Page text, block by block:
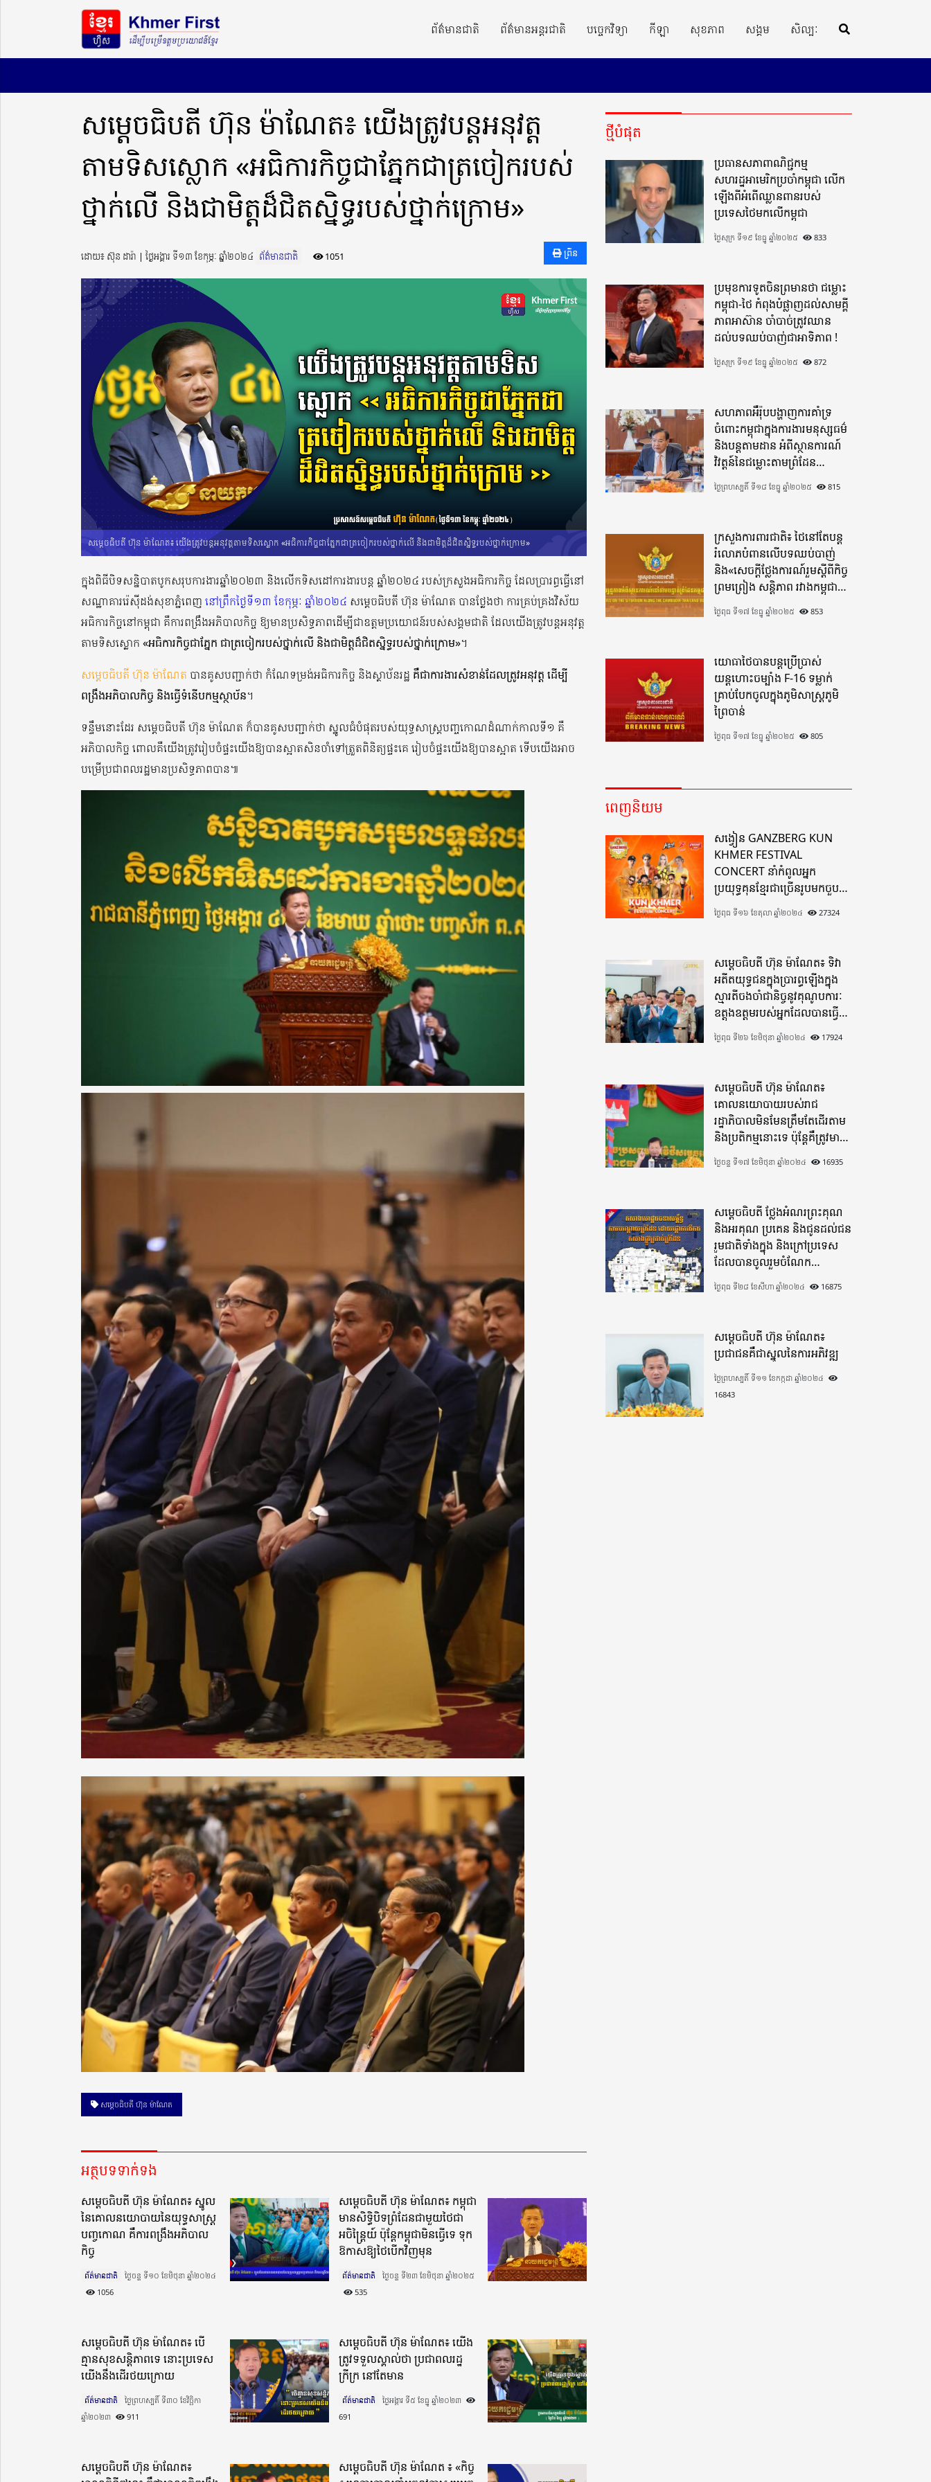
ព័ត៌មានជាតិ ព័ត៌មានអន្តរជាតិ បច្ចេកវិទ្យា កីឡា សុខភាព សង្គម សិល្បៈ
សម្តេចធិបតី ហ៊ុន ម៉ាណែត៖ យើងត្រូវបន្តអនុវត្ត
តាមទិសស្លោក «អធិការកិច្ចជាភ្នែកជាត្រចៀករបស់
ថ្នាក់លើ និងជាមិត្តដ៏ជិតស្និទ្ធរបស់ថ្នាក់ក្រោម»
ដោយ៖ ស៊ុន ដារ៉ា ​​ | ថ្ងៃអង្គារ ទី១៣ ខែកុម្ភៈ ឆ្នាំ២០២៤ ព័ត៌មានជាតិ 1051 ព្រីន
សម្តេចធិបតី ហ៊ុន ម៉ាណែត៖ យើងត្រូវបន្តអនុវត្តតាមទិសស្លោក «អធិការកិច្ចជាភ្នែកជាត្រចៀករបស់ថ្នាក់លើ និងជាមិត្តដ៏ជិតស្និទ្ធរបស់ថ្នាក់ក្រោម»
ក្នុងពិធីបិទសន្និបាតបូកសរុបការងារឆ្នាំ២០២៣ និងលើកទិសដៅការងារបន្ត ឆ្នាំ២០២៤ របស់ក្រសួងអធិការកិច្ច ដែលប្រារព្ធធ្វើនៅ
សណ្ឋាគាររ៉េស៊ីដង់សុខាភ្នំពេញ នៅព្រឹកថ្ងៃទី១៣ ខែកុម្ភៈ ឆ្នាំ២០២៤ សម្តេចធិបតី ហ៊ុន ម៉ាណែត បានថ្លែងថា ការគ្រប់គ្រងវិស័យ
អធិការកិច្ចនៅកម្ពុជា គឺការពង្រឹងអភិបាលកិច្ច ឱ្យមានប្រសិទ្ធភាពដើម្បីជាឧត្តមប្រយោជន៍របស់សង្គមជាតិ ដែលយើងត្រូវបន្តអនុវត្ត
តាមទិសស្លោក «អធិការកិច្ចជាភ្នែក ជាត្រចៀករបស់ថ្នាក់លើ និងជាមិត្តដ៏ជិតស្និទ្ធរបស់ថ្នាក់ក្រោម»។
សម្តេចធិបតី ហ៊ុន ម៉ាណែត បានគូសបញ្ជាក់ថា កំណែទម្រង់អធិការកិច្ច និងស្ថាប័នរដ្ឋ គឺជាការងារសំខាន់ដែលត្រូវអនុវត្ត ដើម្បី
ពង្រឹងអភិបាលកិច្ច និងធ្វើទំនើបកម្មស្ថាប័ន។
ទន្ទឹមនោះដែរ សម្តេចធិបតី ហ៊ុន ម៉ាណែត ក៏បានគូសបញ្ជាក់ថា ស្នូលធំបំផុតរបស់យុទ្ធសាស្រ្តបញ្ចកោណដំណាក់កាលទី១ គឺ
អភិបាលកិច្ច ពោលគឺយើងត្រូវរៀបចំផ្ទះយើងឱ្យបានស្អាតសិនចាំទៅត្រួតពិនិត្យផ្ទះគេ រៀបចំផ្ទះយើងឱ្យបានស្អាត ទើបយើងអាច
បម្រើប្រជាពលរដ្ឋមានប្រសិទ្ធភាពបាន៕
សម្ដេចធិបតី ហ៊ុន ម៉ាណែត
អត្ថបទទាក់ទង
សម្តេចធិបតី ហ៊ុន ម៉ាណែត៖ ស្នូល
នៃគោលនយោបាយនៃយុទ្ធសាស្រ្ត
បញ្ចកោណ គឺការពង្រឹងអភិបាល
កិច្ច
ព័ត៌មានជាតិ
ថ្ងៃចន្ទ ទី១០ ខែមិថុនា ឆ្នាំ២០២៤​
1056
សម្តេចធិបតី ហ៊ុន ម៉ាណែត៖ កម្ពុជា
មានសិទ្ធិបិទព្រំដែនជាមួយថៃជា
អចិន្រ្តៃយ៍ ប៉ុន្តែកម្ពុជាមិនធ្វើទេ ទុក
ឱកាសឱ្យថៃបើកវិញមុន
ព័ត៌មានជាតិ
ថ្ងៃចន្ទ ទី២៣ ខែមិថុនា ឆ្នាំ២០២៥​
535
សម្តេចធិបតី ហ៊ុន ម៉ាណែត៖ បើ
គ្មានសុខសន្តិភាពទេ នោះប្រទេស
យើងនឹងដើរថយក្រោយ
ព័ត៌មានជាតិ
ថ្ងៃព្រហស្បតិ៍ ទី៣០ ខែវិច្ឆិកា
ឆ្នាំ២០២៣​
911
សម្តេចធិបតី ហ៊ុន ម៉ាណែត៖ យើង
ត្រូវទទួលស្គាល់ថា ប្រជាពលរដ្ឋ
ក្រីក្រ នៅតែមាន
ព័ត៌មានជាតិ
ថ្ងៃអង្គារ ទី៥ ខែធ្នូ ឆ្នាំ២០២៣​
691
សម្ដេចធិបតី ហ៊ុន ម៉ាណែត៖
សម្តេចធិបតី ហ៊ុន ម៉ាណែត ៖ «កិច្ច
ថ្មីបំផុត
ប្រធានសភាពាណិជ្ជកម្ម
សហរដ្ឋអាមេរិកប្រចាំកម្ពុជា លើក
ឡើងពីអំពើឈ្លានពានរបស់
ប្រទេសថៃមកលើកម្ពុជា
ថ្ងៃសុក្រ ទី១៩ ខែធ្នូ ឆ្នាំ២០២៥ 833
ប្រមុខការទូតចិនព្រមានថា ជម្លោះ
កម្ពុជា-ថៃ កំពុងបំផ្លាញដល់សាមគ្គី
ភាពអាស៊ាន ចាំបាច់ត្រូវឈាន
ដល់បទឈប់បាញ់ជាអាទិភាព !
ថ្ងៃសុក្រ ទី១៩ ខែធ្នូ ឆ្នាំ២០២៥ 872
សហភាពអឺរ៉ុបបង្ហាញការគាំទ្រ
ចំពោះកម្ពុជាក្នុងការងារមនុស្សធម៌
និងបន្តតាមដាន អំពីស្ថានការណ៍
វិវត្តន៍នៃជម្លោះតាមព្រំដែន
ដោយយកចិត្តទុកដាក់ខ្ពស់
ថ្ងៃព្រហស្បតិ៍ ទី១៨ ខែធ្នូ ឆ្នាំ២០២៥ 815
ក្រសួងការពារជាតិ៖ ថៃនៅតែបន្ត
រំលោភបំពានលើបទឈប់បាញ់
និង«សេចក្តីថ្លែងការណ៍រួមស្តីពីកិច្ច
ព្រមព្រៀង សន្តិភាព រវាងកម្ពុជា
និងថៃ»
ថ្ងៃពុធ ទី១៧ ខែធ្នូ ឆ្នាំ២០២៥ 853
យោធាថៃបានបន្តប្រើប្រាស់
យន្តហោះចម្បាំង F-16 ទម្លាក់
គ្រាប់បែកចូលក្នុងភូមិសាស្ត្រភូមិ
ព្រៃចាន់
ថ្ងៃពុធ ទី១៧ ខែធ្នូ ឆ្នាំ២០២៥ 805
ពេញនិយម
សង្វៀន GANZBERG KUN
KHMER FESTIVAL
CONCERT នាំកំពូលអ្នក
ប្រយុទ្ធគុនខ្មែរជាច្រើនរូបមកចួប
គ្នាលើសង្វៀនគុនខ្មែរតែមួយដ៏
អស្ចារ្យលើទឹកដីខេត្តបាត់ដំបង
ថ្ងៃពុធ ទី១៦ ខែតុលា ឆ្នាំ២០២៤ 27324
សម្តេចធិបតី ហ៊ុន ម៉ាណែត៖ ទិវា
អតីតយុទ្ធជនក្នុងប្រារព្ធឡើងក្នុង
ស្មារតីចងចាំជានិច្ចនូវគុណូបការៈ
ឧត្តុងឧត្តមរបស់អ្នកដែលបានធ្វើ
មហាពលីកម្ម
ថ្ងៃពុធ ទី២៦ ខែមិថុនា ឆ្នាំ២០២៤ 17924
សម្តេចធិបតី ហ៊ុន ម៉ាណែត៖
គោលនយោបាយរបស់រាជ
រដ្ឋាភិបាលមិនមែនត្រឹមតែដើរតាម
និងប្រតិកម្មនោះទេ ប៉ុន្តែគឺត្រូវមាន
ភាពបុរេសកម្ម
ថ្ងៃចន្ទ ទី១៧ ខែមិថុនា ឆ្នាំ២០២៤ 16935
សម្តេចធិបតី ថ្លែងអំណរព្រះគុណ
និងអរគុណ ប្រគេន និងជូនដល់ជន
រួមជាតិទាំងក្នុង​ និងក្រៅប្រទេស​
ដែលបានចូលរួមចំណែក
យ៉ាងផុលផុសបរិច្ចាគថវិកាក្នុង
«មូលនិធិកសាងហេដ្ឋារចនាសម្ព័ន្ធ
កសាងផ្លូវក្រវាត់ព្រំដែន
ថ្ងៃពុធ ទី២៨ ខែសីហា ឆ្នាំ២០២៤ 16875
សម្តេចធិបតី ហ៊ុន ម៉ាណែត៖
ប្រជាជនគឺជាស្នូលនៃការអភិវឌ្ឍ
ថ្ងៃព្រហស្បតិ៍ ទី១១ ខែកក្កដា ឆ្នាំ២០២៤
16843